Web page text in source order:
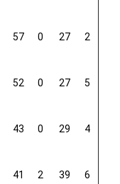
57 0 27 2
52 0 27 5
43 0 29 4
41 2 39 6